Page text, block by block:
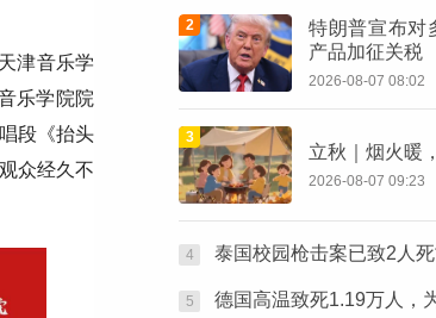
津音乐学
乐学院院
段《抬头
众经久不
2
特朗普宣布对
产品加征关税
2026-08-07 08:02
3
立秋｜烟火暖
2026-08-07 09:23
4 泰国校园枪击案已致2人死亡、约20人受
5 德国高温致死1.19万人，为